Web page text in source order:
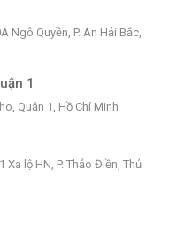
Ngô Quyền, P. An Hải Bắc,
1
Quận 1, Hồ Chí Minh
lộ HN, P. Thảo Điền, Thủ